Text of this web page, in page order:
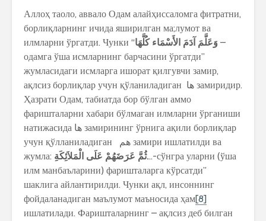
Аллоҳ таоло, аввало Одам алайҳиссаломга фитратни,
борлиқларнинг ичида яширилган ма;лумот ва
илмларни ўргатди. Чунки “
وَعَلَّمَ آدَمَ الأَسْمَاء كُلَّهَا
–
одамга ўша исмларнинг барчасини ўргатди”
жумласидаги исмларга ишорат қилгувчи замир,
ақлсиз борлиқлар учун қўланиладиган ها замиридир.
Ҳазрати Одам, табиатда бор бўлган аммо
фаришталарни хабари бўлмаган илмларни ўрганиши
натижасида ها замирининг ўрнига ақили борлиқлар
учун қўлланиладиган هم замири ишлатилди ва
жумла:
ثُمَّ عَرَضَهُمْ عَلَى الْمَلاَئِكَةِ ...-сўнгра уларни (ўша
илм манбаъларини) фаришталарга кўрсатди”
шаклига айлантирилди. Чунки ақл, инсоннинг
фойдаланадиган маълумот маъносида ҳам[8]
ишлатилади. Фаришталарнинг – ақлсиз деб билган